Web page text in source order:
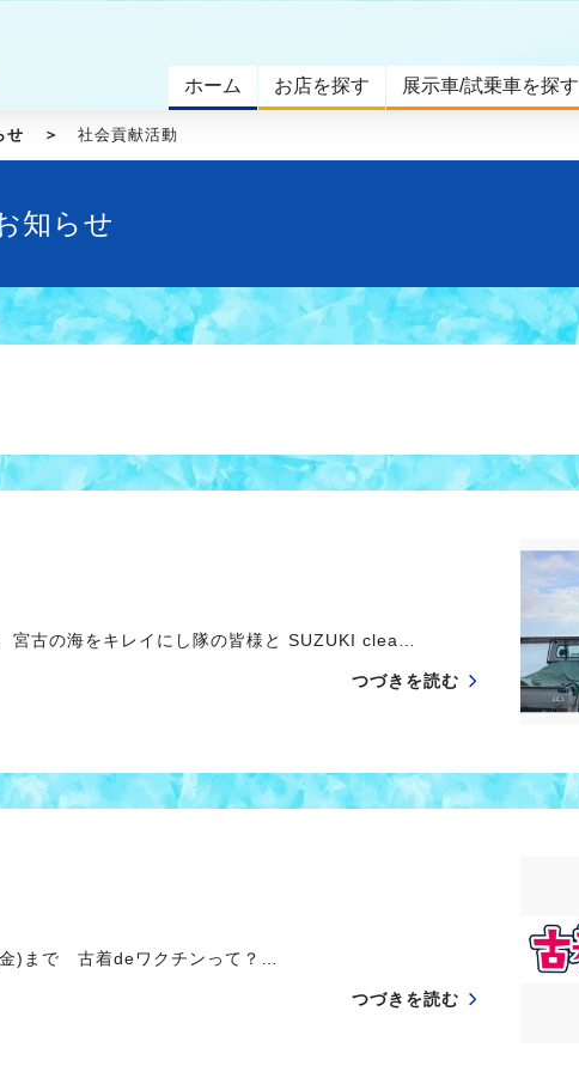
ホーム お店を探す 展示車/試乗車を探す
せ 社会貢献活動
知らせ
宮古の海をキレイにし隊の皆様と SUZUKI clea…
つづきを読む
)まで 古着deワクチンって？…
つづきを読む